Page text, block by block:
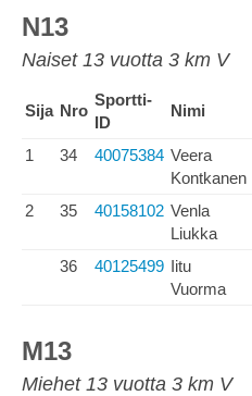
N13
Naiset 13 vuotta 3 km V
Sija Nro
Sportti-
ID
Nimi
1 34 40075384 Veera
Kontkanen
2 35 40158102 Venla
Liukka
36 40125499 Iitu
Vuorma
M13
Miehet 13 vuotta 3 km V